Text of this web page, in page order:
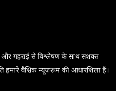
और गहराई से विश्लेषण के साथ सशक्त
हमारे वैश्विक न्यूज़रूम की आधारशिला हैं।